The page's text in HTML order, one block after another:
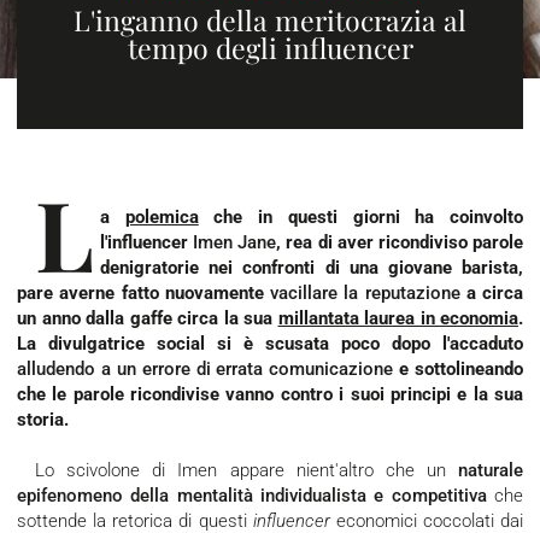
L'inganno della meritocrazia al
tempo degli influencer
L a polemicache in questi giorni ha coinvolto
l'influencer Imen Jane, rea di aver ricondiviso parole
denigratorie nei confronti di una giovane barista,
pare averne fatto nuovamente vacillare la reputazionea circa
un anno dalla gaffe circa la sua millantata laurea in economia.
La divulgatrice social si è scusata poco dopo l'accaduto
alludendo a un errore di errata comunicazione e sottolineando
che le parole ricondivise vanno contro i suoi principi e la sua
storia.
Lo scivolone di Imen appare nient'altro che un naturale
epifenomeno della mentalità individualista e competitivache
sottende la retorica di questi influencereconomici coccolati dai